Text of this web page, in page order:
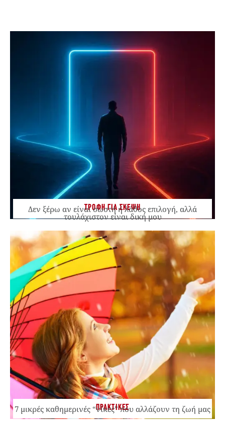
ΤΡΟΦΗ ΓΙΑ ΣΚΕΨΗ
Δεν ξέρω αν είναι σωστή ή λάθος επιλογή, αλλά
τουλάχιστον είναι δική μου
ΠΡΑΚΤΙΚΕΣ
7 μικρές καθημερινές “νίκες” που αλλάζουν τη ζωή μας